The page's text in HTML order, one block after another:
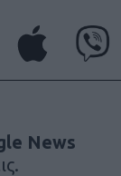
News